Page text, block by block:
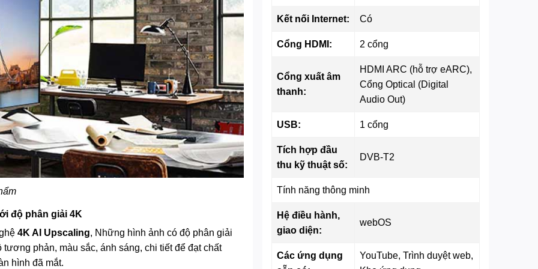
độ phân giải 4K
4K AI Upscaling, Những hình ảnh có độ phân giải
phản, màu sắc, ánh sáng, chi tiết để đạt chất
hình đã mắt.
Kết nối Internet: Có
Cổng HDMI: 2 cổng
Cổng xuất âm
thanh:
HDMI ARC (hỗ trợ eARC),
Cổng Optical (Digital
Audio Out)
USB: 1 cổng
Tích hợp đầu
thu kỹ thuật số:
DVB-T2
Tính năng thông minh
Hệ điều hành,
giao diện:
webOS
Các ứng dụng
YouTube, Trình duyệt web,